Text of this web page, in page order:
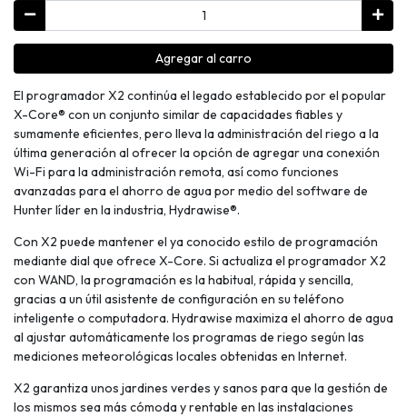
Agregar al carro
El programador X2 continúa el legado establecido por el popular
X-Core® con un conjunto similar de capacidades fiables y
sumamente eficientes, pero lleva la administración del riego a la
última generación al ofrecer la opción de agregar una conexión
Wi-Fi para la administración remota, así como funciones
avanzadas para el ahorro de agua por medio del software de
Hunter líder en la industria, Hydrawise®.
Con X2 puede mantener el ya conocido estilo de programación
mediante dial que ofrece X-Core. Si actualiza el programador X2
con WAND, la programación es la habitual, rápida y sencilla,
gracias a un útil asistente de configuración en su teléfono
inteligente o computadora. Hydrawise maximiza el ahorro de agua
al ajustar automáticamente los programas de riego según las
mediciones meteorológicas locales obtenidas en Internet.
X2 garantiza unos jardines verdes y sanos para que la gestión de
los mismos sea más cómoda y rentable en las instalaciones